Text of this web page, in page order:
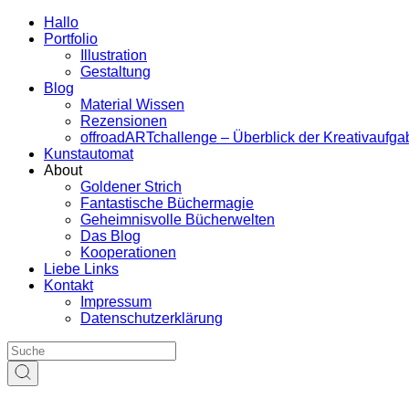
Hallo
Portfolio
Illustration
Gestaltung
Blog
Material Wissen
Rezensionen
offroadARTchallenge – Überblick der
Kunstautomat
About
Goldener Strich
Fantastische Büchermagie
Geheimnisvolle Bücherwelten
Das Blog
Kooperationen
Liebe Links
Kontakt
Impressum
Datenschutzerklärung